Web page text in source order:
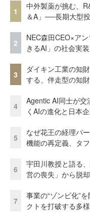
1
中外製薬が挑む、
＆A」──長期大型
2
NEC森田CEO×ア
きるAI」の社会実
3
ダイキン工業の知
する、伴走型の知
4
Agentic AI同士が
くAIの進化と日本
5
なぜ花王の経理パ
機能の再定義、タ
6
宇田川教授と語る
営の喪失」から脱
7
事業の“ゾンビ化”
クトを打破する多